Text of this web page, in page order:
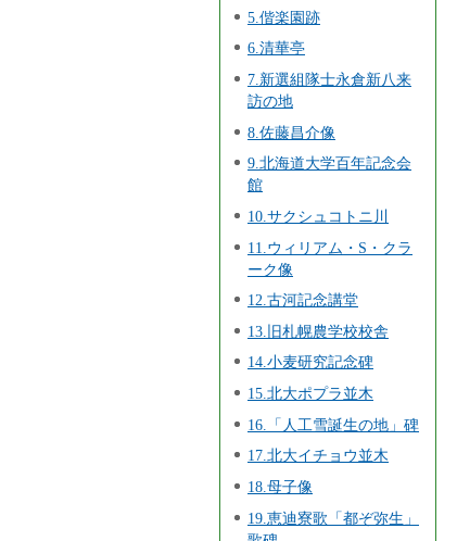
5.偕楽園跡
6.清華亭
7.新選組隊士永倉新八来
訪の地
8.佐藤昌介像
9.北海道大学百年記念会
館
10.サクシュコトニ川
11.ウィリアム・S・クラ
ーク像
12.古河記念講堂
13.旧札幌農学校校舎
14.小麦研究記念碑
15.北大ポプラ並木
16.「人工雪誕生の地」碑
17.北大イチョウ並木
18.母子像
19.恵迪寮歌「都ぞ弥生」